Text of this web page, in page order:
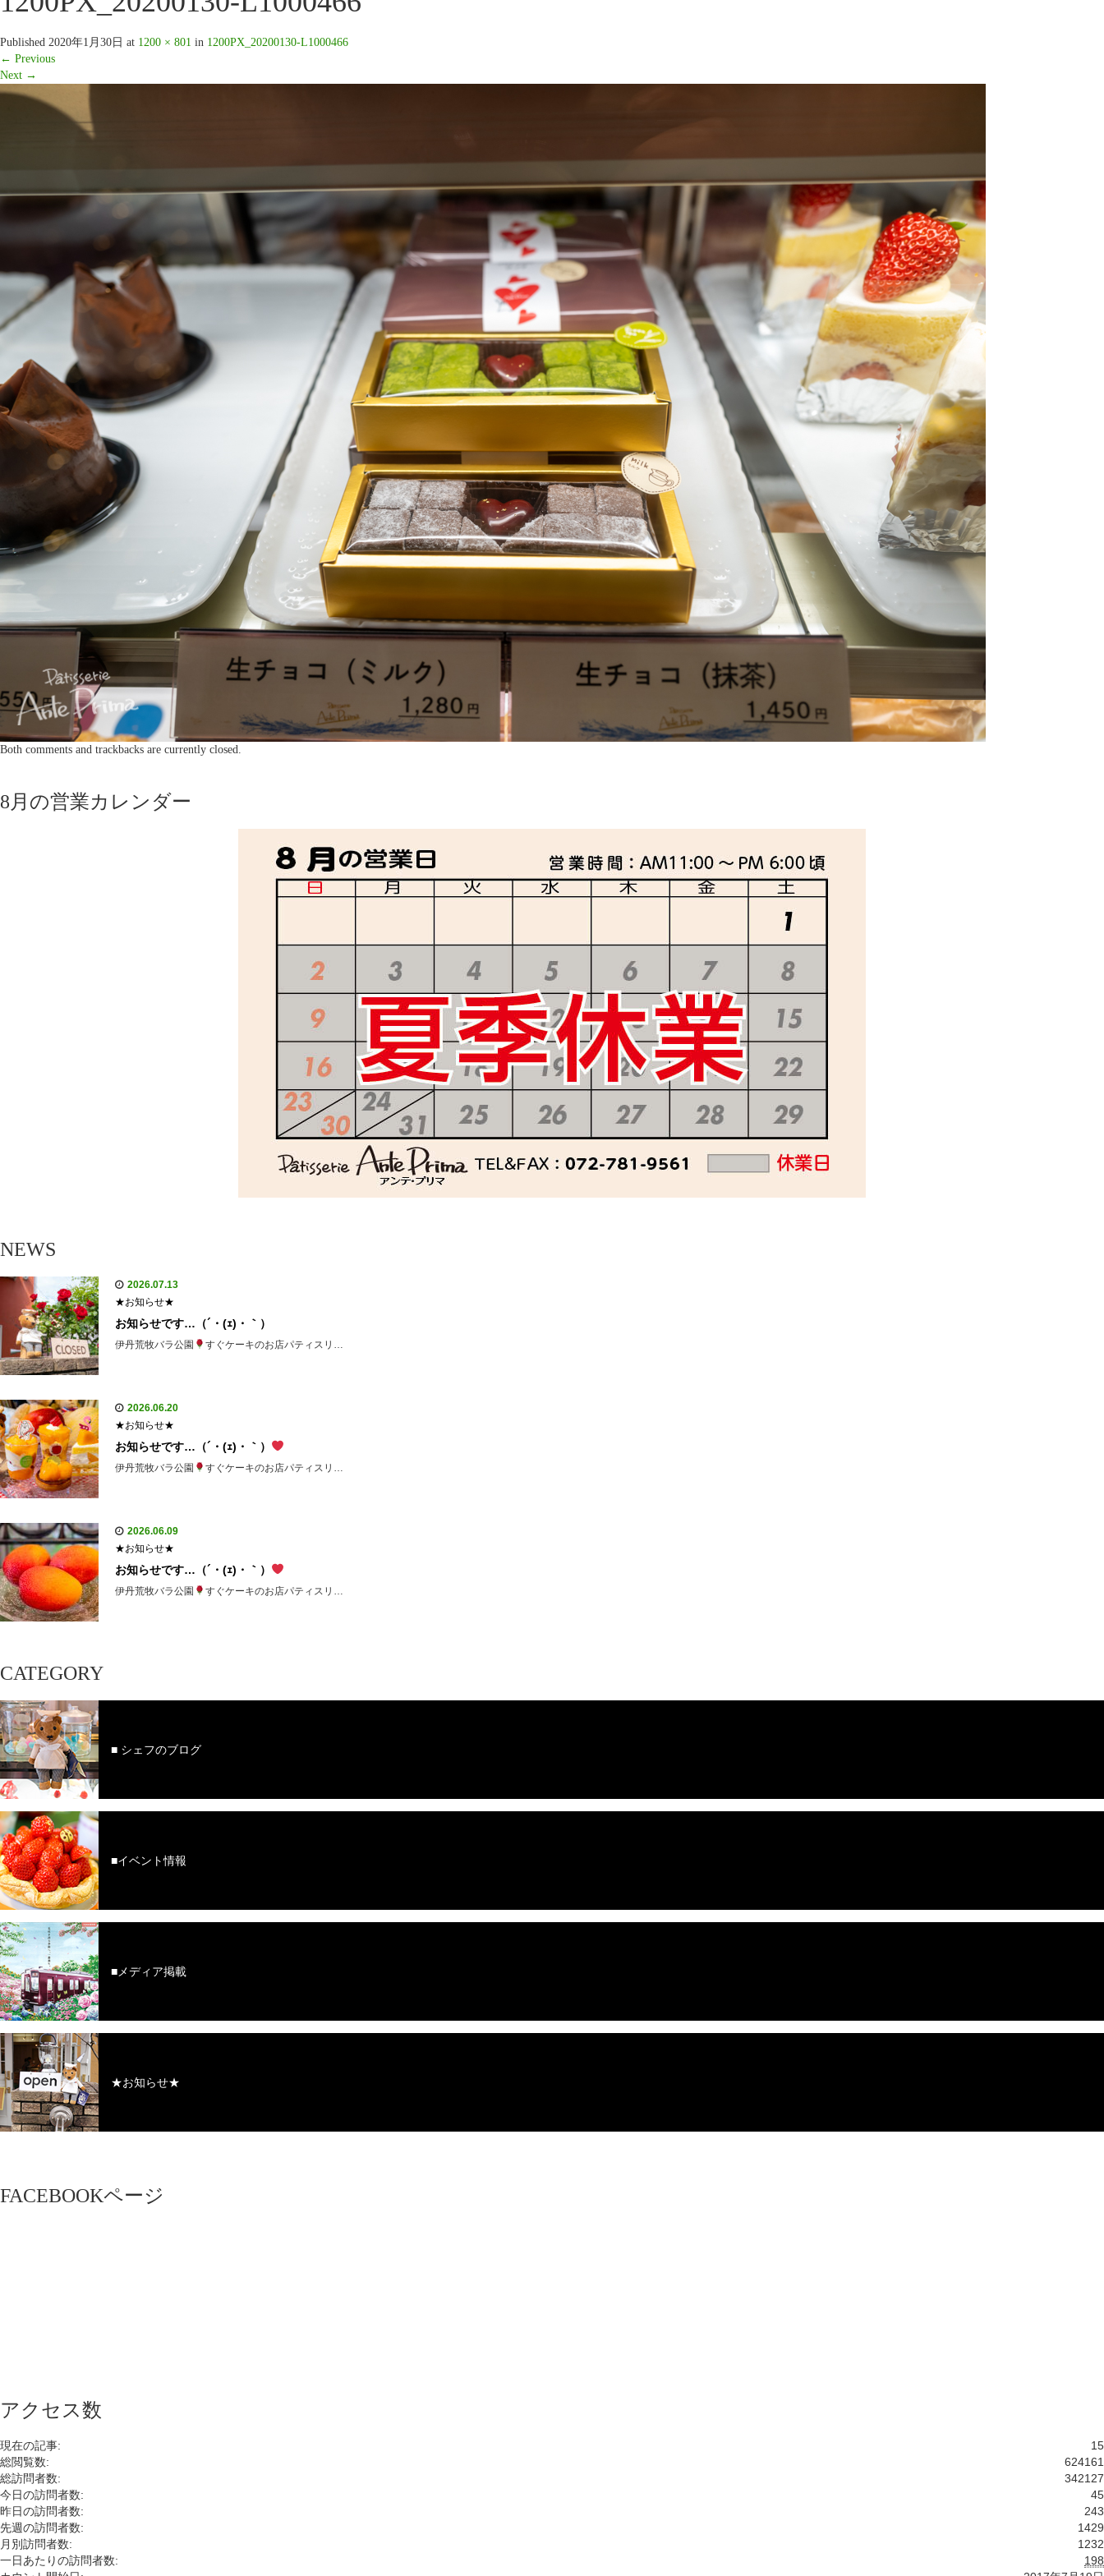
Published 2020年1月30日 at 1200 × 801 in 1200PX_20200130-L1000466
← Previous
Next →
Both comments and trackbacks are currently closed.
8月の営業カレンダー
NEWS
2026.07.13
★お知らせ★
お知らせです…（´・(ｪ)・｀）
伊丹荒牧バラ公園 すぐケーキのお店パティスリ…
2026.06.20
★お知らせ★
お知らせです…（´・(ｪ)・｀）
伊丹荒牧バラ公園 すぐケーキのお店パティスリ…
2026.06.09
★お知らせ★
お知らせです…（´・(ｪ)・｀）
伊丹荒牧バラ公園 すぐケーキのお店パティスリ…
CATEGORY
■ シェフのブログ
■イベント情報
■メディア掲載
★お知らせ★
FACEBOOKページ
アクセス数
15
現在の記事:
624161
総閲覧数:
342127
総訪問者数:
45
今日の訪問者数:
243
昨日の訪問者数:
1429
先週の訪問者数:
1232
月別訪問者数:
198
一日あたりの訪問者数: